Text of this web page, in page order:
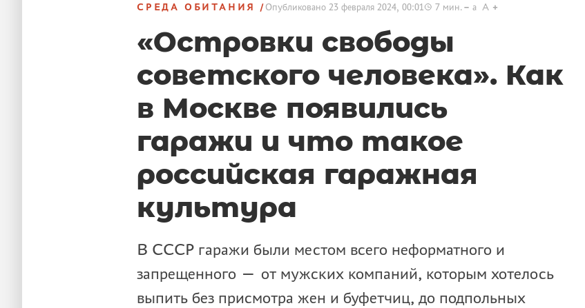
СРЕДА ОБИТАНИЯ Опубликовано 23 февраля 2024, 00:01 7мин. a A
«Островки свободы
советского человека». Как
в Москве появились
гаражи и что такое
российская гаражная
культура
В СССР гаражи были местом всего неформатного и
запрещенного — от мужских компаний, которым хотелось
выпить без присмотра жен и буфетчиц, до подпольных